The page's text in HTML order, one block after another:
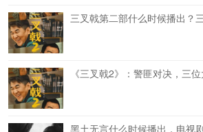
三叉戟第二部什么时候播出？
《三叉戟2》：警匪对决，三
黑土无言什么时候播出，电视